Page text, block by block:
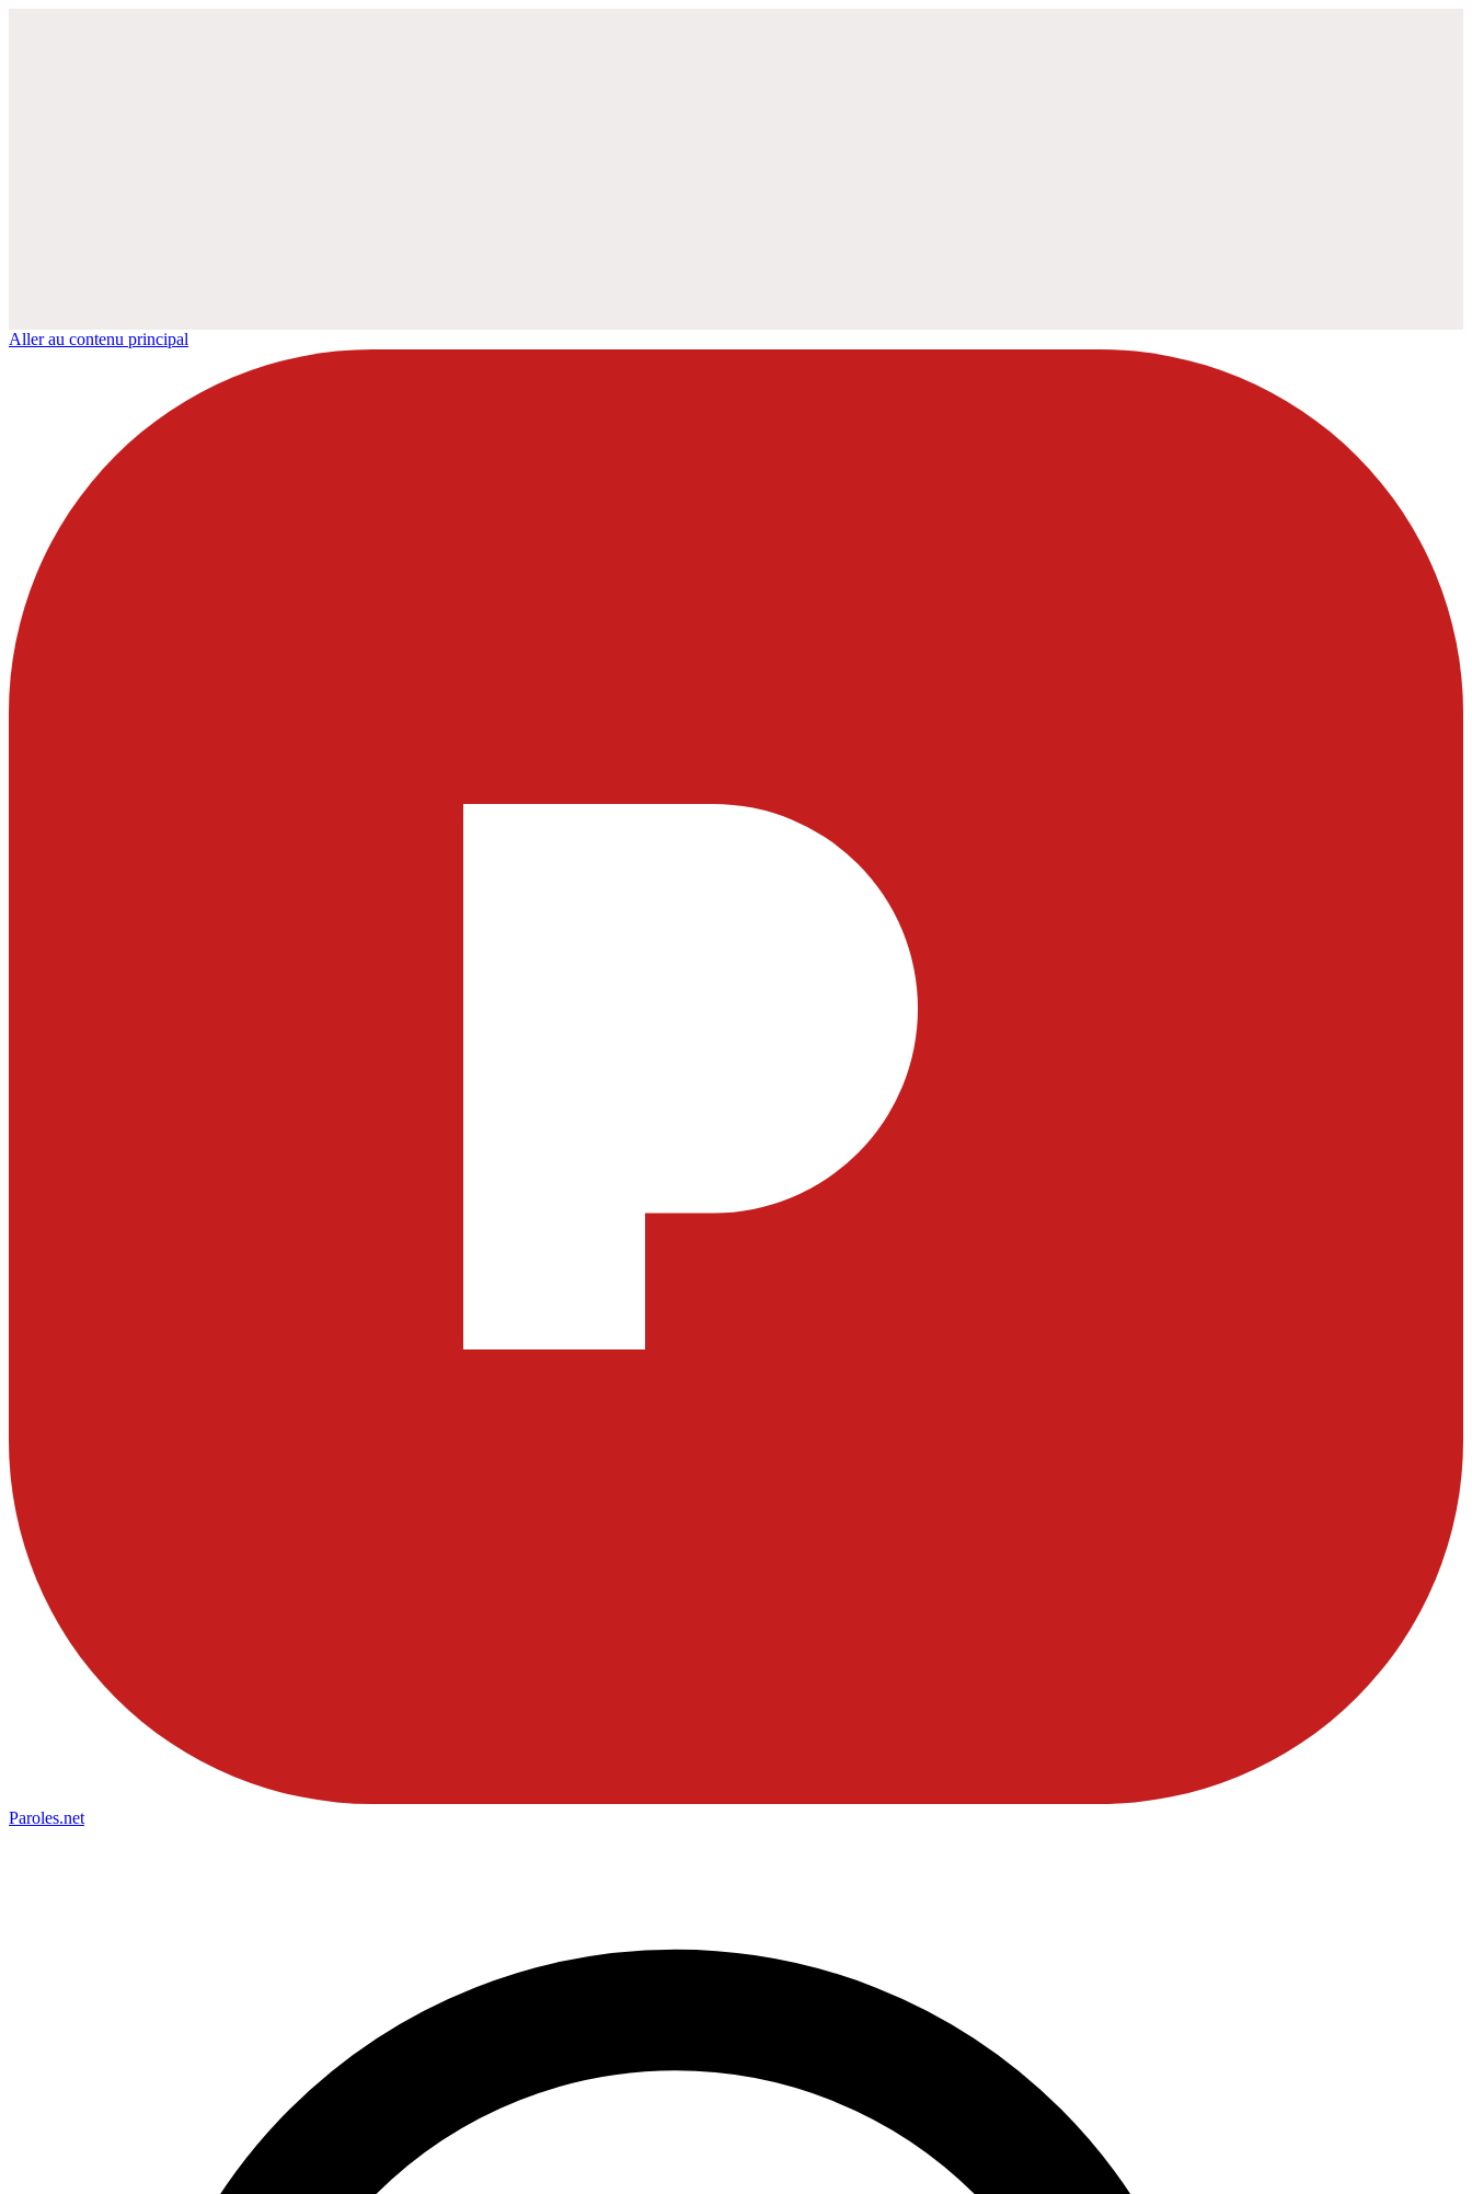
Aller au contenu principal
Paroles.net